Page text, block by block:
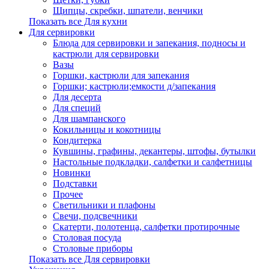
Щипцы, скребки, шпатели, венчики
Показать все Для кухни
Для сервировки
Блюда для сервировки и запекания, подносы и
кастрюли для сервировки
Вазы
Горшки, кастрюли для запекания
Горшки; кастрюли;емкости д/запекания
Для десерта
Для специй
Для шампанского
Кокильницы и кокотницы
Кондитерка
Кувшины, графины, декантеры, штофы, бутылки
Настольные подкладки, салфетки и салфетницы
Новинки
Подставки
Прочее
Светильники и плафоны
Свечи, подсвечники
Скатерти, полотенца, салфетки протирочные
Столовая посуда
Столовые приборы
Показать все Для сервировки